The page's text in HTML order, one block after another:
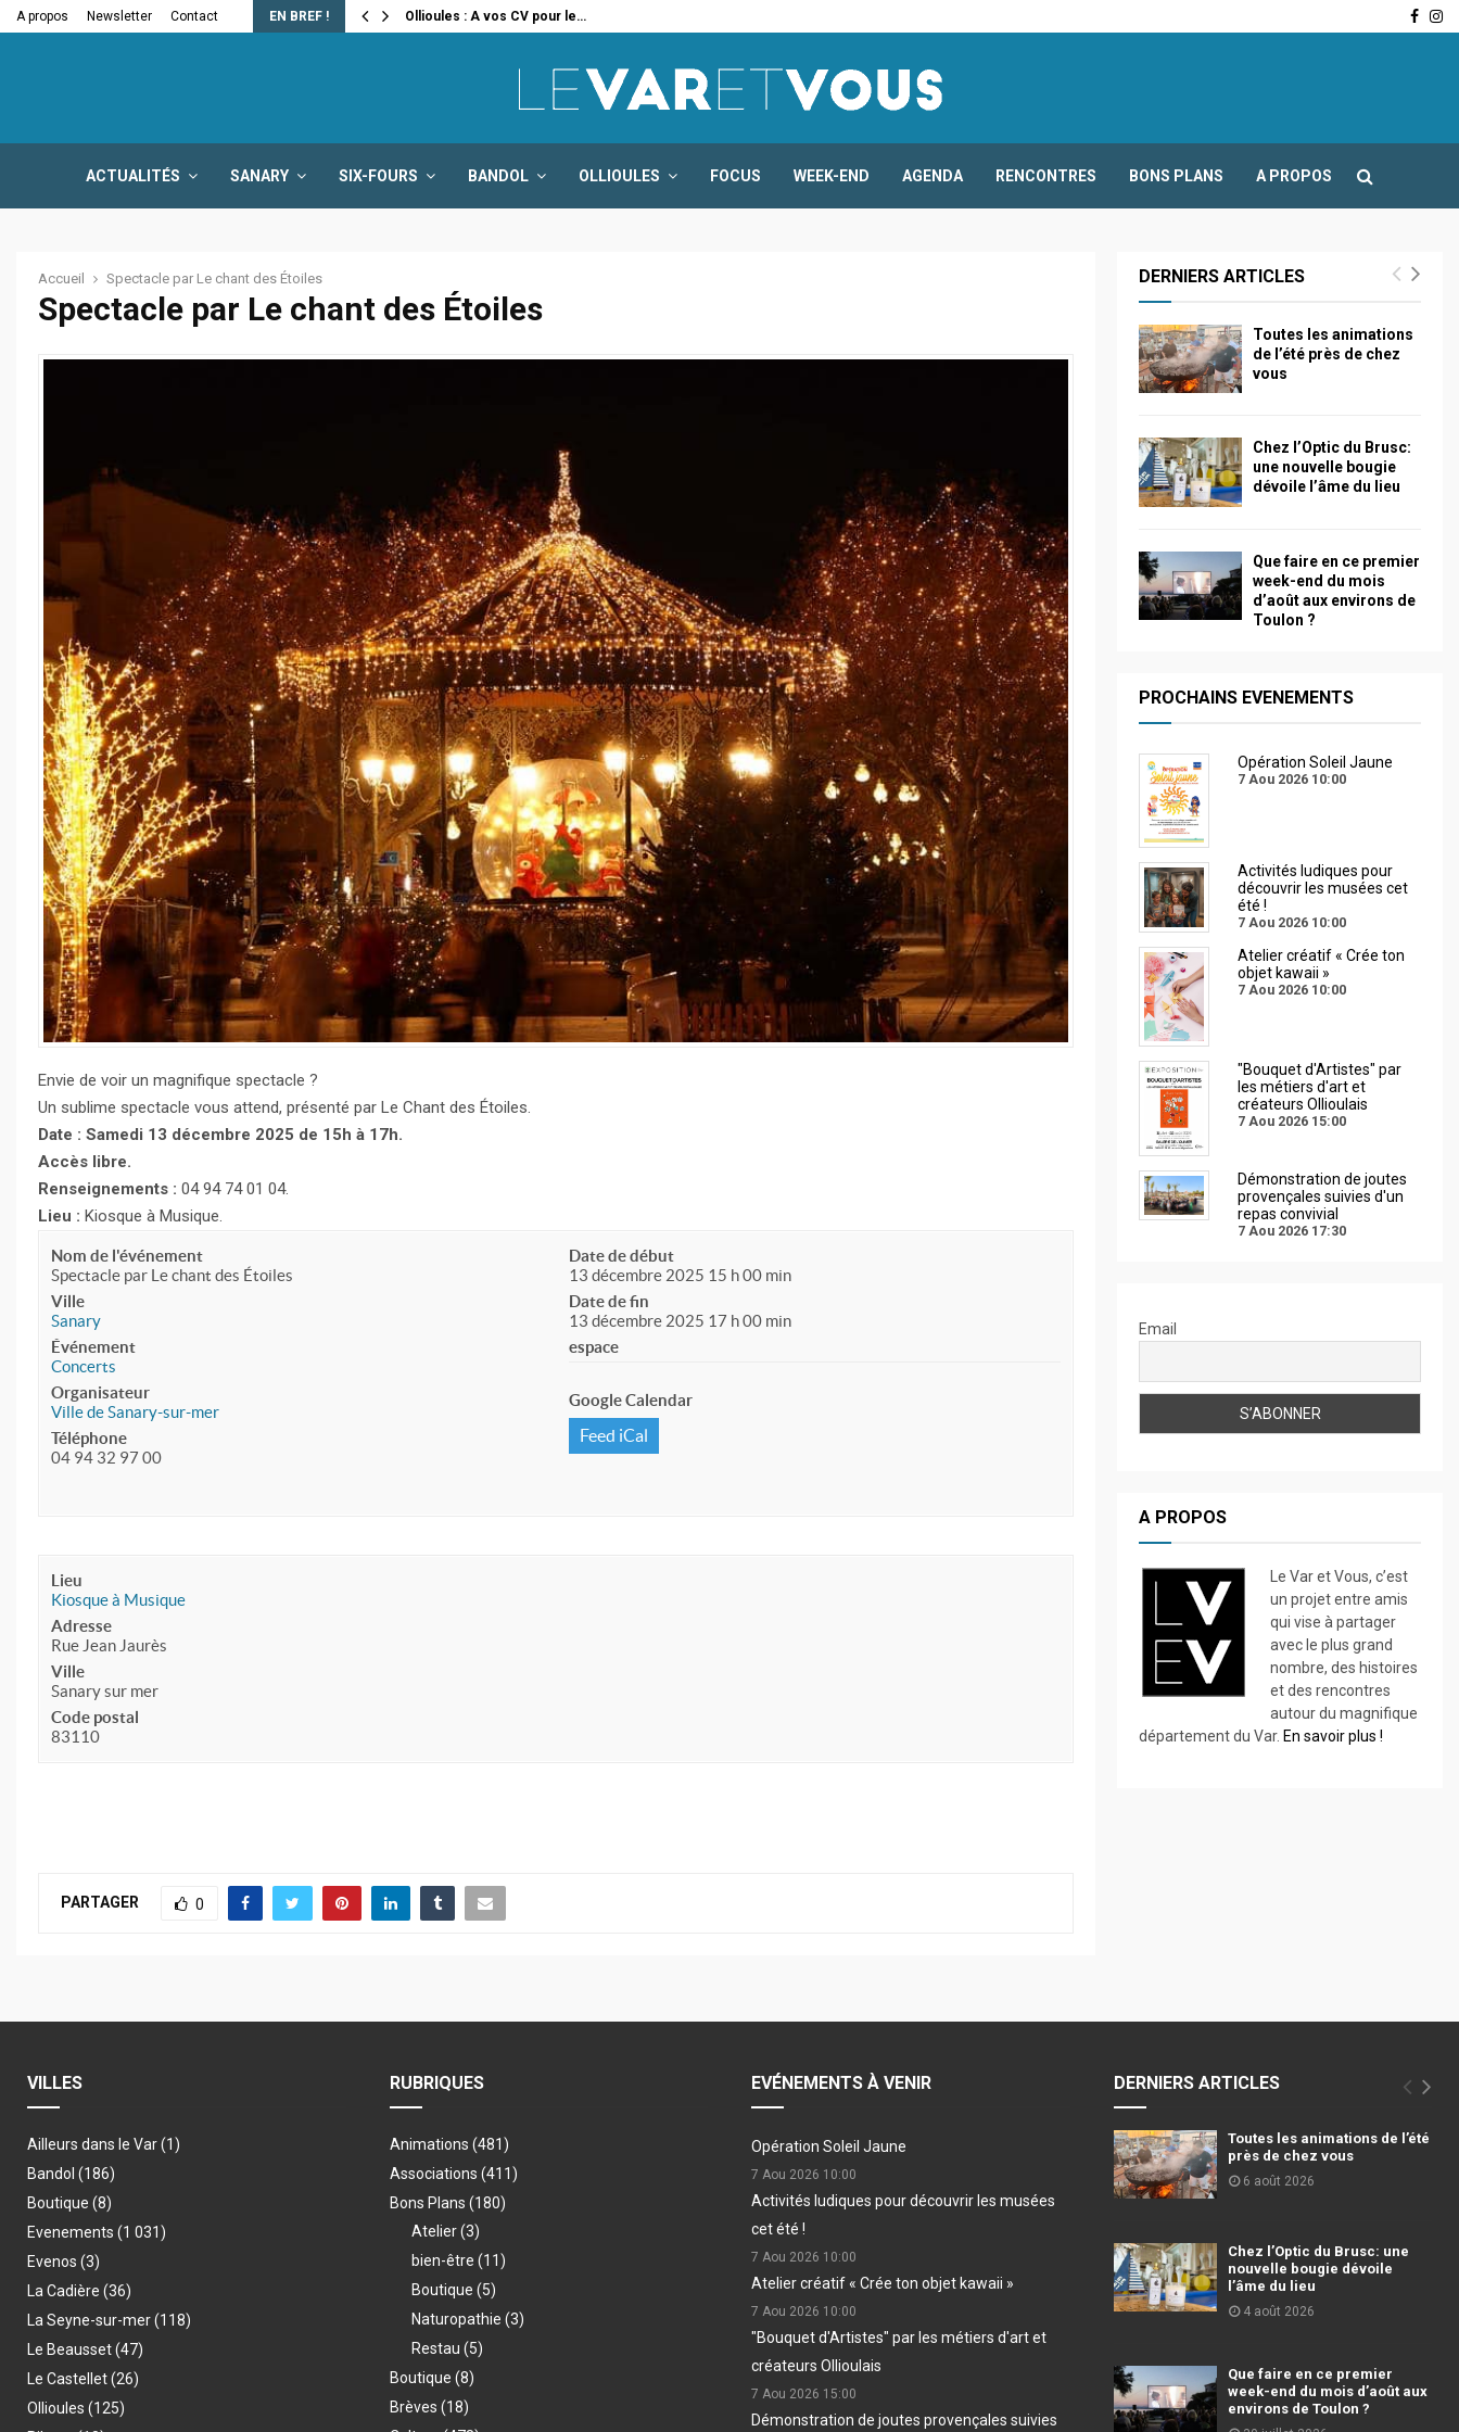
A propos Newsletter Contact EN BREF !
la fermeture… Ollioules : A vos CV pour le…
ACTUALITÉS SANARY SIX-FOURS BANDOL OLLIOULES FOCUS WEEK-END AGENDA RENCONTRES BONS PLANS A PROPOS
Accueil Spectacle par Le chant des Étoiles
Spectacle par Le chant des Étoiles
Envie de voir un magnifique spectacle ?
Un sublime spectacle vous attend, présenté par Le Chant des Étoiles.
Date : Samedi 13 décembre 2025 de 15h à 17h.
Accès libre.
Renseignements : 04 94 74 01 04.
Lieu : Kiosque à Musique.
Nom de l'événement
Spectacle par Le chant des Étoiles
Ville
Sanary
Événement
Concerts
Organisateur
Ville de Sanary-sur-mer
Téléphone
04 94 32 97 00
Date de début
13 décembre 2025 15 h 00 min
Date de fin
13 décembre 2025 17 h 00 min
espace
Google Calendar
Feed iCal
Lieu
Kiosque à Musique
Adresse
Rue Jean Jaurès
Ville
Sanary sur mer
Code postal
83110
PARTAGER 0
DERNIERS ARTICLES
Toutes les animations
de l’été près de chez
vous
Chez l’Optic du Brusc:
une nouvelle bougie
dévoile l’âme du lieu
Que faire en ce premier
week-end du mois
d’août aux environs de
Toulon ?
PROCHAINS EVENEMENTS
Opération Soleil Jaune
7 Aou 2026 10:00
Activités ludiques pour
découvrir les musées cet
été !
7 Aou 2026 10:00
Atelier créatif « Crée ton
objet kawaii »
7 Aou 2026 10:00
"Bouquet d'Artistes" par
les métiers d'art et
créateurs Ollioulais
7 Aou 2026 15:00
Démonstration de joutes
provençales suivies d'un
repas convivial
7 Aou 2026 17:30
Email
A PROPOS
Le Var et Vous, c’est
un projet entre amis
qui vise à partager
avec le plus grand
nombre, des histoires
et des rencontres
autour du magnifique
département du Var. En savoir plus !
VILLES
Ailleurs dans le Var(1)
Bandol (186)
Boutique (8)
Evenements (1 031)
Evenos (3)
La Cadière (36)
La Seyne-sur-mer(118)
Le Beausset(47)
Le Castellet(26)
Ollioules (125)
RUBRIQUES
Animations (481)
Associations (411)
Bons Plans (180)
Atelier(3)
bien-être (11)
Boutique (5)
Naturopathie (3)
Restau (5)
Boutique (8)
Brèves (18)
EVÉNEMENTS À VENIR
Opération Soleil Jaune
7 Aou 2026 10:00
Activités ludiques pour découvrir les musées
cet été !
7 Aou 2026 10:00
Atelier créatif « Crée ton objet kawaii »
7 Aou 2026 10:00
"Bouquet d'Artistes" par les métiers d'art et
créateurs Ollioulais
7 Aou 2026 15:00
Démonstration de joutes provençales suivies
DERNIERS ARTICLES
Toutes les animations de l’été
près de chez vous
6 août 2026
Chez l’Optic du Brusc: une
nouvelle bougie dévoile
l’âme du lieu
4 août 2026
Que faire en ce premier
week-end du mois d’août aux
environs de Toulon ?